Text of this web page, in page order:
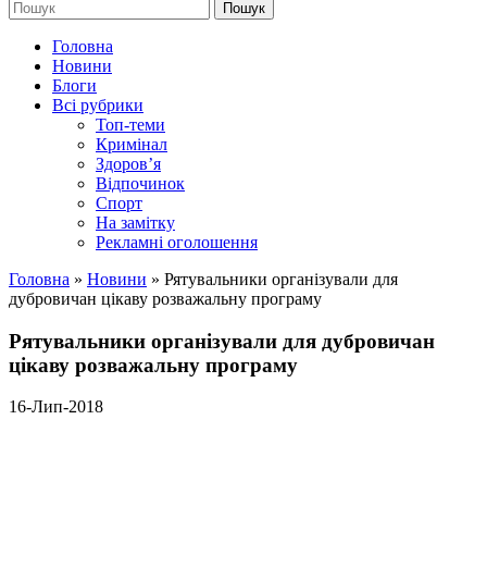
Головна
Новини
Блоги
Всі рубрики
Топ-теми
Кримінал
Здоров’я
Відпочинок
Спорт
На замітку
Рекламні оголошення
Головна » Новини » Рятувальники організували для
дубровичан цікаву розважальну програму
Рятувальники організували для дубровичан
цікаву розважальну програму
16-Лип-2018